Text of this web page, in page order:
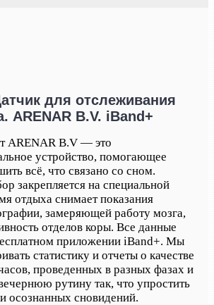
для отслеживания
ARENAR B.V. iBand+
ARENAR B.V — это
устройство, помогающее
всё, что связано со сном.
закрепляется на специальной
отдыха снимает показания
замеряющей работу мозга,
отделов коры. Все данные
приложении iBand+. Мы
статистику и отчеты о качестве
проведенных в разных фазах и
рутину так, что упростить
осознанных сновидений.